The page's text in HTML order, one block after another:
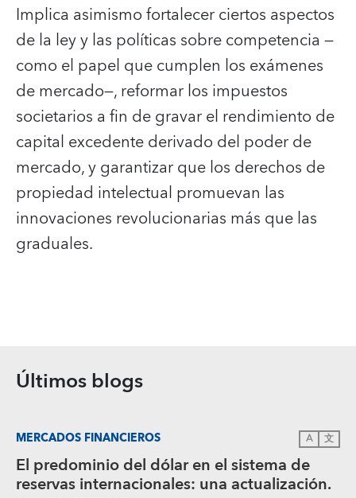
Implica asimismo fortalecer ciertos aspectos
de la ley y las políticas sobre competencia —
como el papel que cumplen los exámenes
de mercado—, reformar los impuestos
societarios a fin de gravar el rendimiento de
capital excedente derivado del poder de
mercado, y garantizar que los derechos de
propiedad intelectual promuevan las
innovaciones revolucionarias más que las
graduales.
Últimos blogs
MERCADOS FINANCIEROS A 文
El predominio del dólar en el sistema de
reservas internacionales: una actualización.